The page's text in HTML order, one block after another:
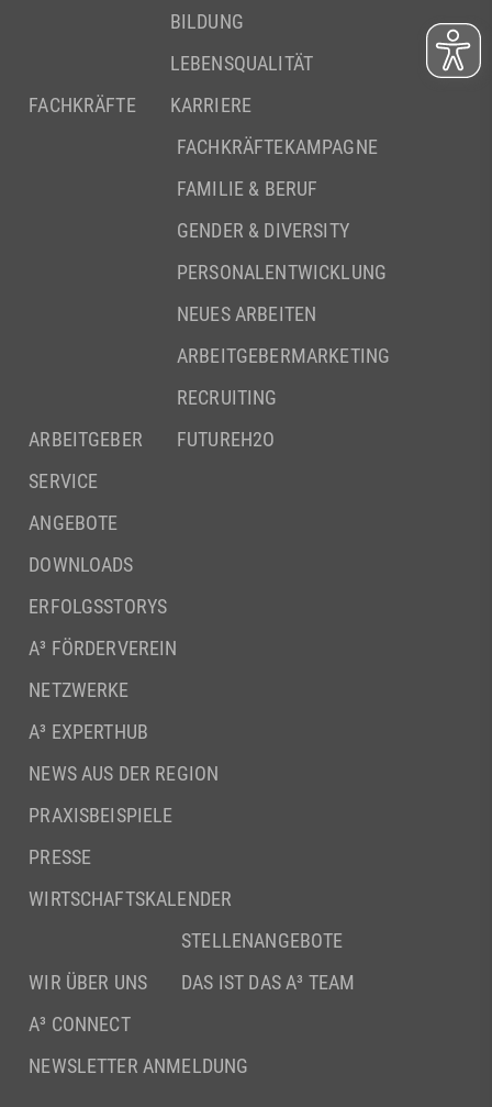
FACHKRÄFTE
BILDUNG
LEBENSQUALITÄT
KARRIERE
ARBEITGEBER
FACHKRÄFTEKAMPAGNE
FAMILIE & BERUF
GENDER & DIVERSITY
PERSONALENTWICKLUNG
NEUES ARBEITEN
ARBEITGEBERMARKETING
RECRUITING
FUTUREH2O
SERVICE
ANGEBOTE
DOWNLOADS
ERFOLGSSTORYS
A³ FÖRDERVEREIN
NETZWERKE
A³ EXPERTHUB
NEWS AUS DER REGION
PRAXISBEISPIELE
PRESSE
WIRTSCHAFTSKALENDER
WIR ÜBER UNS
STELLENANGEBOTE
DAS IST DAS A³ TEAM
A³ CONNECT
NEWSLETTER ANMELDUNG